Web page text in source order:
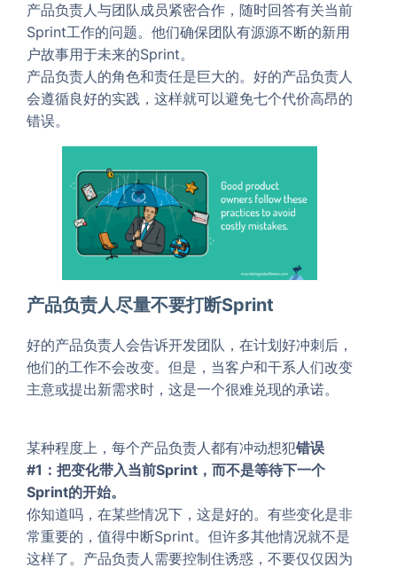
产品负责人与团队成员紧密合作，随时回答有关当前
Sprint工作的问题。他们确保团队有源源不断的新用
户故事用于未来的Sprint。
产品负责人的角色和责任是巨大的。好的产品负责人
会遵循良好的实践，这样就可以避免七个代价高昂的
错误。
产品负责人尽量不要打断Sprint
好的产品负责人会告诉开发团队，在计划好冲刺后，
他们的工作不会改变。但是，当客户和干系人们改变
主意或提出新需求时，这是一个很难兑现的承诺。
某种程度上，每个产品负责人都有冲动想犯错误
#1：把变化带入当前Sprint，而不是等待下一个
Sprint的开始。
你知道吗，在某些情况下，这是好的。有些变化是非
常重要的，值得中断Sprint。但许多其他情况就不是
这样了。产品负责人需要控制住诱惑，不要仅仅因为